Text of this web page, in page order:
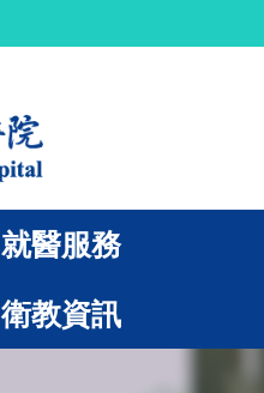
就醫服務
衛教資訊